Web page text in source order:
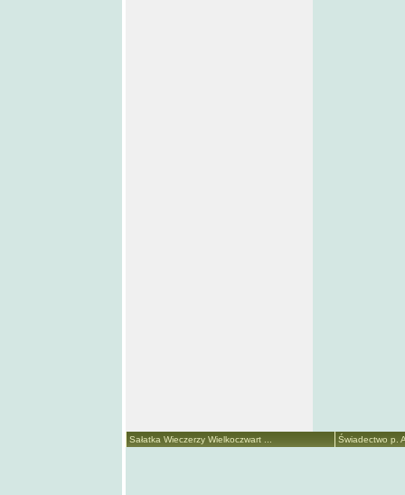
Sałatka Wieczerzy Wielkoczwart ... Świadectwo p.